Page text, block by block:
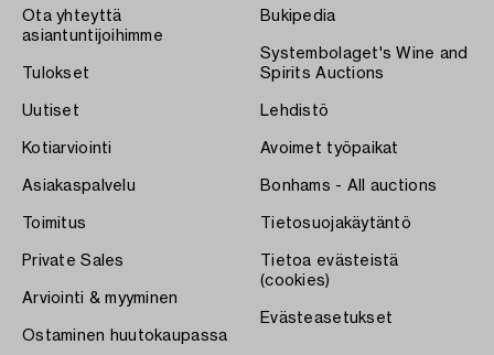
Ota yhteyttä
asiantuntijoihimme
Tulokset
Uutiset
Kotiarviointi
Asiakaspalvelu
Toimitus
Private Sales
Arviointi & myyminen
Ostaminen huutokaupassa
Bukipedia
Systembolaget's Wine and
Spirits Auctions
Lehdistö
Avoimet työpaikat
Bonhams - All auctions
Tietosuojakäytäntö
Tietoa evästeistä
(cookies)
Evästeasetukset